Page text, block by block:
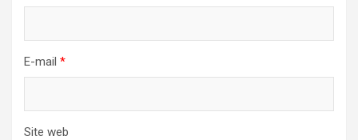
E-mail *
Site web